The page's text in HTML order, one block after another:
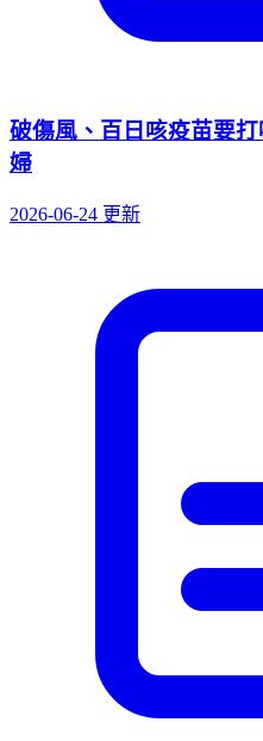
破傷風、百日咳疫苗要
婦
2026-06-24 更新